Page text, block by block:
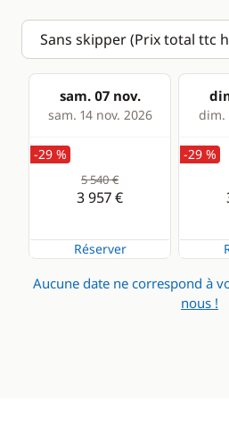
sam. 07 nov.
sam. 14 nov. 2026 dim.
-29 %
5 540 €
3 957 €
Réserver
-29 %
Aucune date ne correspond à
nous !